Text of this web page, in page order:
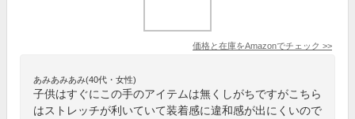
価格と在庫をAmazonでチェック >>
あみあみあみ(40代・女性)
子供はすぐにこの手のアイテムは無くしがちですがこちら
はストレッチが利いていて装着感に違和感が出にくいので